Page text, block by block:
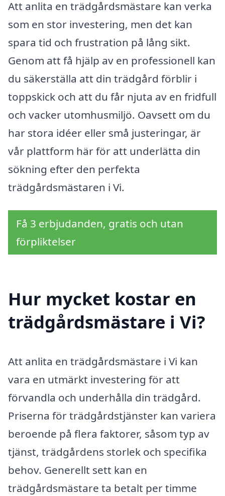
Att anlita en trädgårdsmästare kan verka
som en stor investering, men det kan
spara tid och frustration på lång sikt.
Genom att få hjälp av en professionell kan
du säkerställa att din trädgård förblir i
toppskick och att du får njuta av en fridfull
och vacker utomhusmiljö. Oavsett om du
har stora idéer eller små justeringar, är
vår plattform här för att underlätta din
sökning efter den perfekta
trädgårdsmästaren i Vi.
Få 3 erbjudanden, gratis och utan
förpliktelser
Hur mycket kostar en
trädgårdsmästare i Vi?
Att anlita en trädgårdsmästare i Vi kan
vara en utmärkt investering för att
förvandla och underhålla din trädgård.
Priserna för trädgårdstjänster kan variera
beroende på flera faktorer, såsom typ av
tjänst, trädgårdens storlek och specifika
behov. Generellt sett kan en
trädgårdsmästare ta betalt per timme